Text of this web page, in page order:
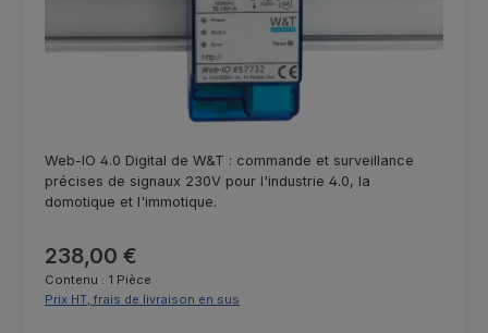
Web-IO 4.0 Digital de W&T : commande et surveillance
précises de signaux 230V pour l'industrie 4.0, la
domotique et l'immotique.
Prix régulier :
238,00 €
Contenu : 1 Pièce
Prix HT, frais de livraison en sus